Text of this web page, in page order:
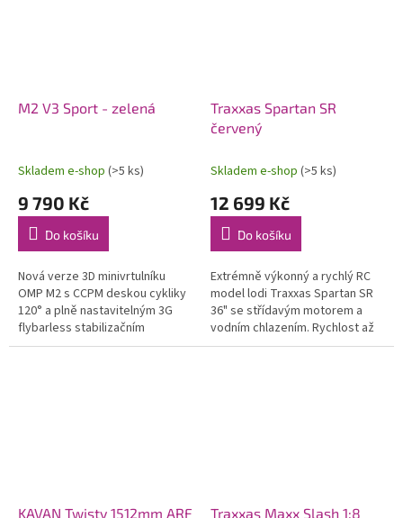
M2 V3 Sport - zelená
Skladem e-shop (>5 ks)
9 790 Kč
Do košíku
Nová verze 3D minivrtulníku
OMP M2 s CCPM deskou cykliky
120° a plně nastavitelným 3G
flybarless stabilizačním
systémem OFS3+ (přepínatelné
Traxxas Spartan SR
červený
Skladem e-shop (>5 ks)
12 699 Kč
Do košíku
Extrémně výkonný a rychlý RC
model lodi Traxxas Spartan SR
36" se střídavým motorem a
vodním chlazením. Rychlost až
80 km/h. Exkluzivní funkce
KAVAN Twisty 1512mm ARF
Traxxas Maxx Slash 1:8